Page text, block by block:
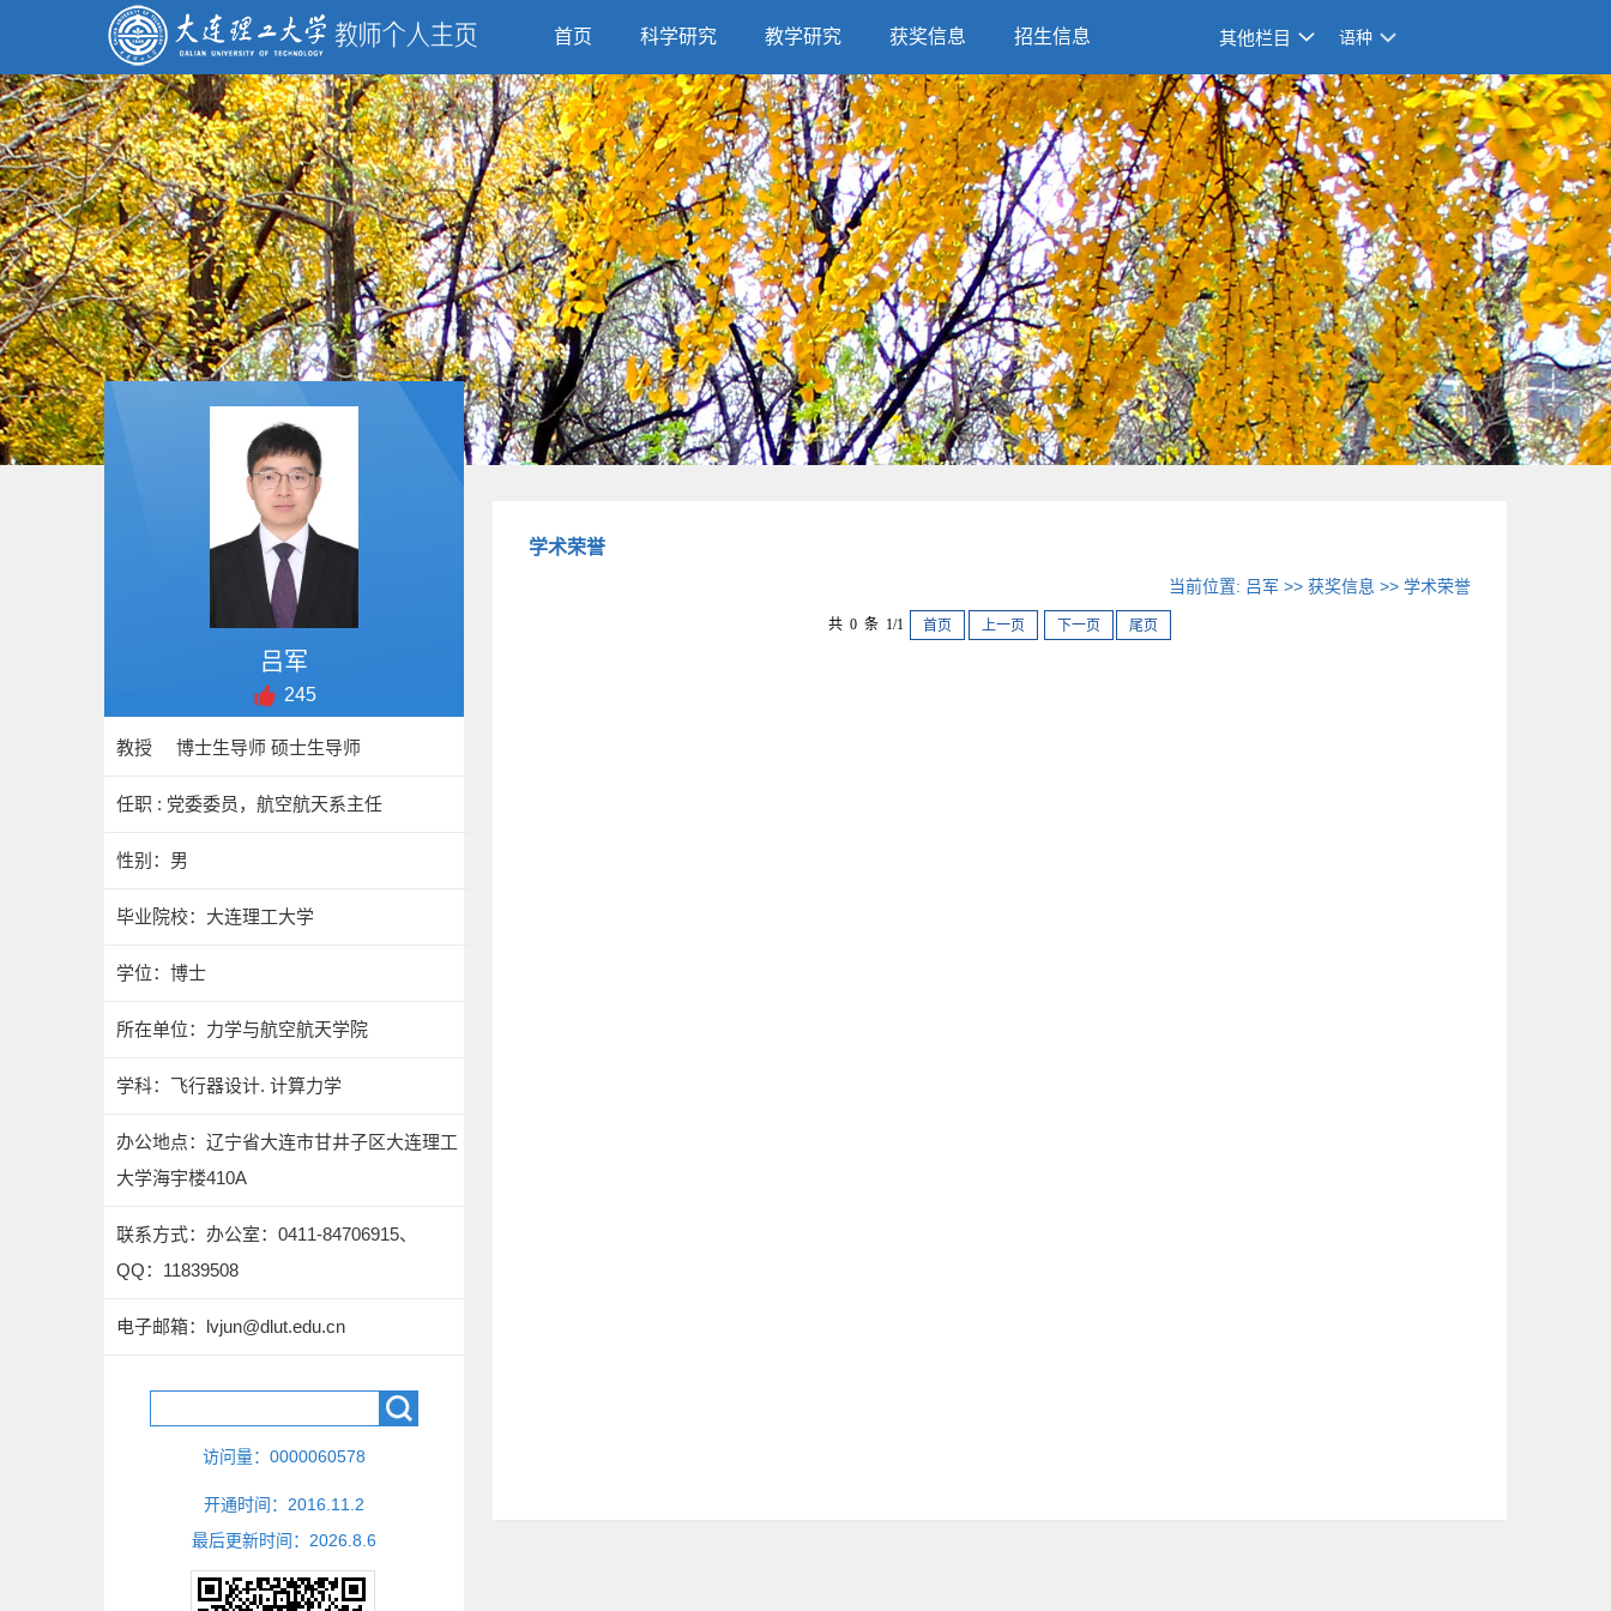
首页 科学研究 教学研究 获奖信息 招生信息 其他栏目 语种
吕军
245
教授 博士生导师 硕士生导师
任职 : 党委委员，航空航天系主任
性别：男
毕业院校：大连理工大学
学位：博士
所在单位：力学与航空航天学院
学科：飞行器设计. 计算力学
办公地点：辽宁省大连市甘井子区大连理工
大学海宇楼410A
联系方式： 办公室：0411-84706915、
QQ：11839508
电子邮箱： lvjun@dlut.edu.cn
访问量： 0000060578
开通时间： 2016 11 2
最后更新时间： 2026 8 6
学术荣誉
当前位置: 吕军 >>获奖信息 >>学术荣誉
共 0 条 1/1 首页 上一页 下一页 尾页